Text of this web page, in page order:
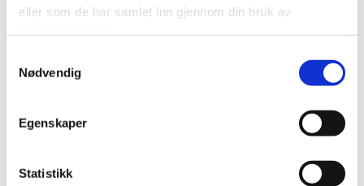
eller som de har samlet inn gjennom din bruk av
Nødvendig
Egenskaper
Statistikk
VANNFORTYNNBARE
Vann brukes helt eller delvis i stedet for et
produkter. Bindemiddel som emulsjoner, kolloidala dispersjoner
eller helt